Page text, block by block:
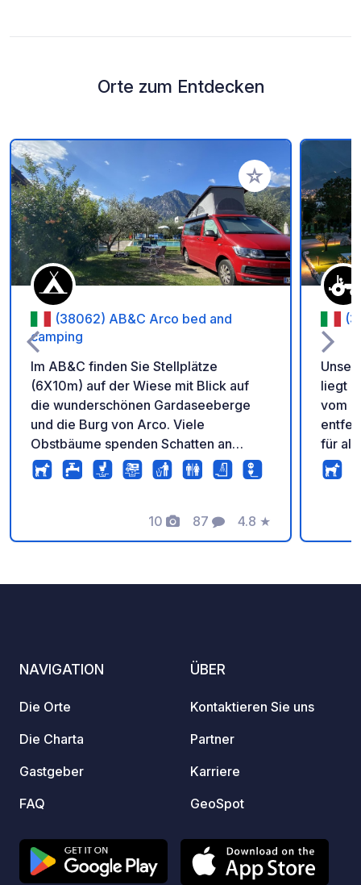
Orte zum Entdecken
Zu Ihren Favoriten
(38062) AB&C Arco bed and
camping
Im AB&C finden Sie Stellplätze
(6X10m) auf der Wiese mit Blick auf
die wunderschönen Gardaseeberge
und die Burg von Arco. Viele
Obstbäume spenden Schatten an
heißen Tagen. Die gepflegten
Sanitäranlagen befinden sich im Haus.
10
Fotos
87
Kommentare
4.8
Bewertung
★
liegt
vom
für
der
möchten. unseren
mit
NAVIGATION
Die Orte
Die Charta
Gastgeber
FAQ
ÜBER
Kontaktieren Sie uns
Partner
Karriere
GeoSpot